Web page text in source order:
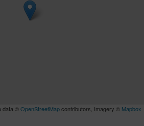
data ©OpenStreetMapcontributors, Imagery © Mapbox